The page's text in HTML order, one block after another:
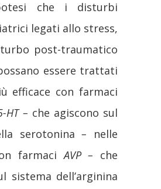
che i disturbi
legati allo stress,
post-traumatico
essere trattati
efficace con farmaci
HT – che agiscono sul
serotonina – nelle
farmaciAVP – che
sistema dell’arginina